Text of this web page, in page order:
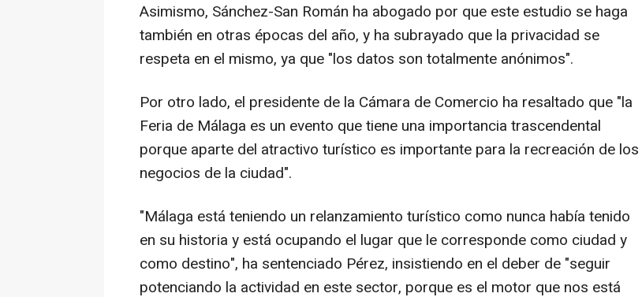
Asimismo, Sánchez-San Román ha abogado por que este estudio se haga
también en otras épocas del año, y ha subrayado que la privacidad se
respeta en el mismo, ya que "los datos son totalmente anónimos".
Por otro lado, el presidente de la Cámara de Comercio ha resaltado que "la
Feria de Málaga es un evento que tiene una importancia trascendental
porque aparte del atractivo turístico es importante para la recreación de los
negocios de la ciudad".
"Málaga está teniendo un relanzamiento turístico como nunca había tenido
en su historia y está ocupando el lugar que le corresponde como ciudad y
como destino", ha sentenciado Pérez, insistiendo en el deber de "seguir
potenciando la actividad en este sector, porque es el motor que nos está